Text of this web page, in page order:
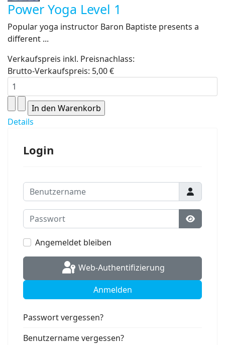
Power Yoga Level 1
Popular yoga instructor Baron Baptiste presents a
different ...
Verkaufspreis inkl. Preisnachlass:
Brutto-Verkaufspreis: 5,00 €
Details
Login
Benutzername
Passwort
Angemeldet bleiben
Web-Authentifizierung
Anmelden
Passwort vergessen?
Benutzername vergessen?